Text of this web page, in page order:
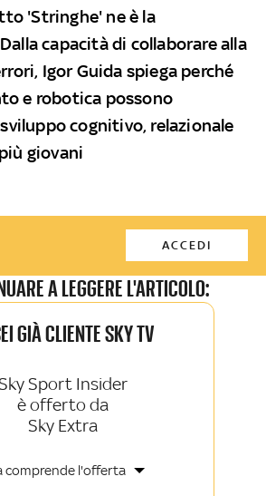
'Stringhe' ne è la
capacità di collaborare alla
Igor Guida spiega perché
e robotica possono
cognitivo, relazionale
giovani
ACCEDI
A LEGGERE L'ARTICOLO:
GIÀ CLIENTE SKY TV
Sky Sport Insider
è offerto da
Sky Extra
comprende l'offerta